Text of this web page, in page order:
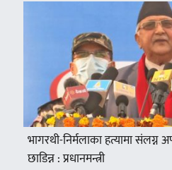
भागरथी-निर्मलाका हत्यामा संलग्न
छाडिन्न : प्रधानमन्त्री